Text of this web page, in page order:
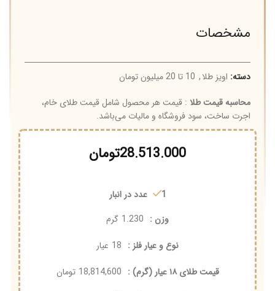
مشخصات
دسته: اویز طلا, 10 تا 20 میلیون تومان
محاسبه قیمت طلا : قیمت هر محصول شامل قیمت طلای خام،
اجرت ساخت، سود فروشگاه و مالیات می‌باشد.
28.513.000تومان
1 عدد در انبار
وزن : 1.230 گرم
نوع و عیار فلز : 18 عیار
قیمت طلای ۱۸ عیار (گرم) :
18,814,600 تومان